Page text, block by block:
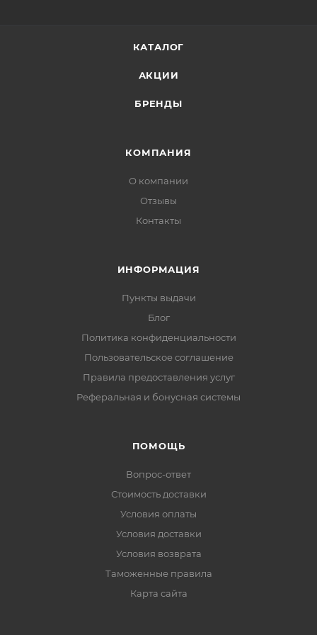
КАТАЛОГ
АКЦИИ
БРЕНДЫ
КОМПАНИЯ
О компании
Отзывы
Контакты
ИНФОРМАЦИЯ
Пункты выдачи
Блог
Политика конфиденциальности
Пользовательское соглашение
Правила предоставления услуг
Реферальная и бонусная системы
ПОМОЩЬ
Вопрос-ответ
Стоимость доставки
Условия оплаты
Условия доставки
Условия возврата
Таможенные правила
Карта сайта